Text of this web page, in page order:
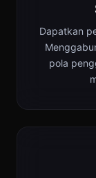
Dapatkan
pola